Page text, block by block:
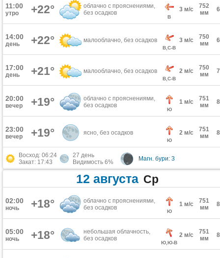
11:00
утро +22°
облачно с прояснениями,
без осадков
В
3 м/с
752
мм
14:00
день +22° малооблачно, без осадков
В,С-В
3 м/с
750
мм
17:00
день +21° малооблачно, без осадков
В,С-В
2 м/с
750
мм
20:00
вечер +19°
облачно с прояснениями,
без осадков
Ю
1 м/с
751
мм
23:00
вечер +19° ясно, без осадков
Ю
2 м/с
751
мм
Восход: 06:24
Закат: 17:43
27 день
Видимость 6%
Магн. бури: 3
12 августа Ср
02:00
ночь +18°
облачно с прояснениями,
без осадков
Ю
1 м/с
751
мм
05:00
ночь +18°
небольшая облачность,
без осадков
Ю,Ю-В
2 м/с
751
мм